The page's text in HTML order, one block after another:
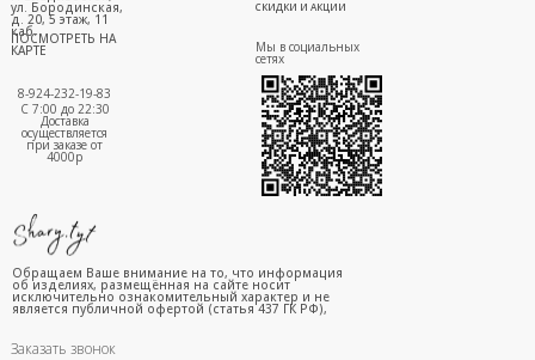
ул. Бородинская,
д. 20, 5 этаж, 11
каб.
ПОСМОТРЕТЬ НА
КАРТЕ
СКИДКИ И АКЦИИ
8-924-232-19-83
С 7:00 до 22:30
Доставка
осуществляется
при заказе от
4000р
Мы в социальных
сетях
Заказать звонок
Обращаем Ваше внимание на то, что информация
об изделиях, размещённая на сайте носит
исключительно ознакомительный характер и не
является публичной офертой (статья 437 ГК РФ),